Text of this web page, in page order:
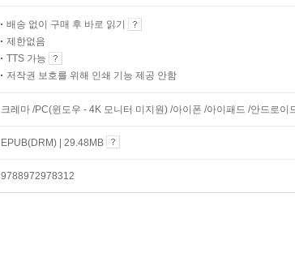
배송 없이 구매 후 바로 읽기
제한없음
TTS 가능
저작권 보호를 위해 인쇄 기능 제공 안함
크레마 /PC(윈도우 - 4K 모니터 미지원) /아이폰 /아이패드 /안드로
EPUB(DRM) | 29.48MB
9788972978312